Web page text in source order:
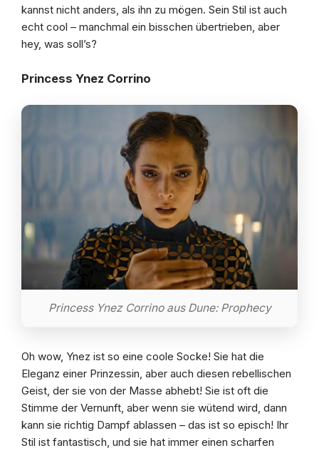
kannst nicht anders, als ihn zu mögen. Sein Stil ist auch
echt cool – manchmal ein bisschen übertrieben, aber
hey, was soll’s?
Princess Ynez Corrino
Princess Ynez Corrino aus Dune: Prophecy
Oh wow, Ynez ist so eine coole Socke! Sie hat die
Eleganz einer Prinzessin, aber auch diesen rebellischen
Geist, der sie von der Masse abhebt! Sie ist oft die
Stimme der Vernunft, aber wenn sie wütend wird, dann
kann sie richtig Dampf ablassen – das ist so episch! Ihr
Stil ist fantastisch, und sie hat immer einen scharfen